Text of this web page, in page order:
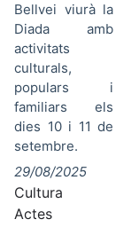
Bellvei viurà la
Diada amb
activitats
culturals,
populars i
familiars els
dies 10 i 11 de
setembre.
29/08/2025
Cultura
Actes